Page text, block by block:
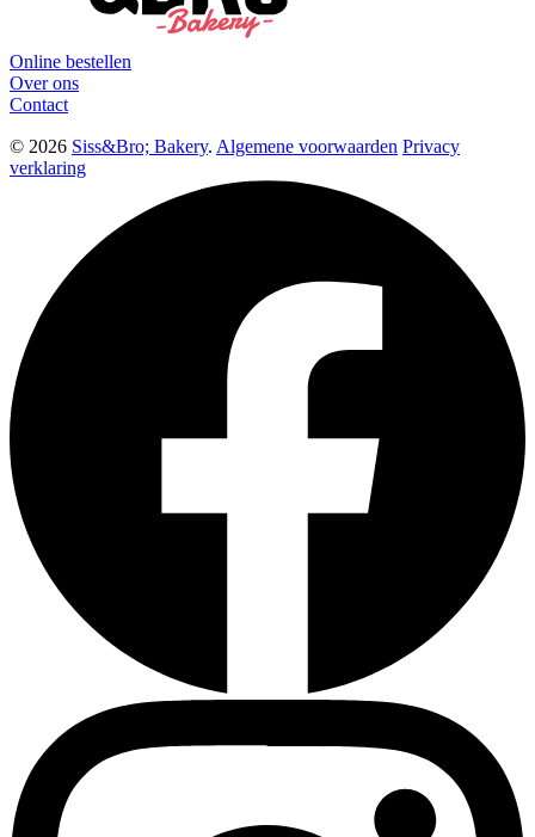
Online bestellen
Over ons
Contact
© 2026 Siss&Bro; Bakery. Algemene voorwaarden Privacy
verklaring